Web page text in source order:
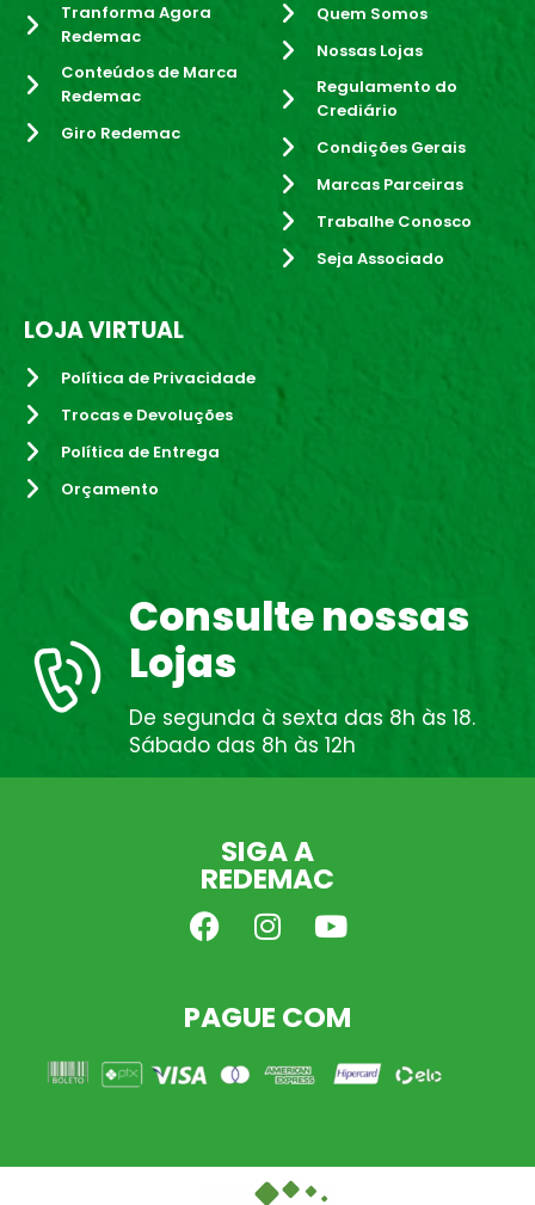
Tranforma Agora
Redemac
Conteúdos de Marca
Redemac
Giro Redemac
Quem Somos
Nossas Lojas
Regulamento do
Crediário
Condições Gerais
Marcas Parceiras
Trabalhe Conosco
Seja Associado
LOJA VIRTUAL
Política de Privacidade
Trocas e Devoluções
Política de Entrega
Orçamento
Consulte nossas
Lojas
De segunda à sexta das 8h às 18.
Sábado das 8h às 12h
SIGA A
REDEMAC
PAGUE COM